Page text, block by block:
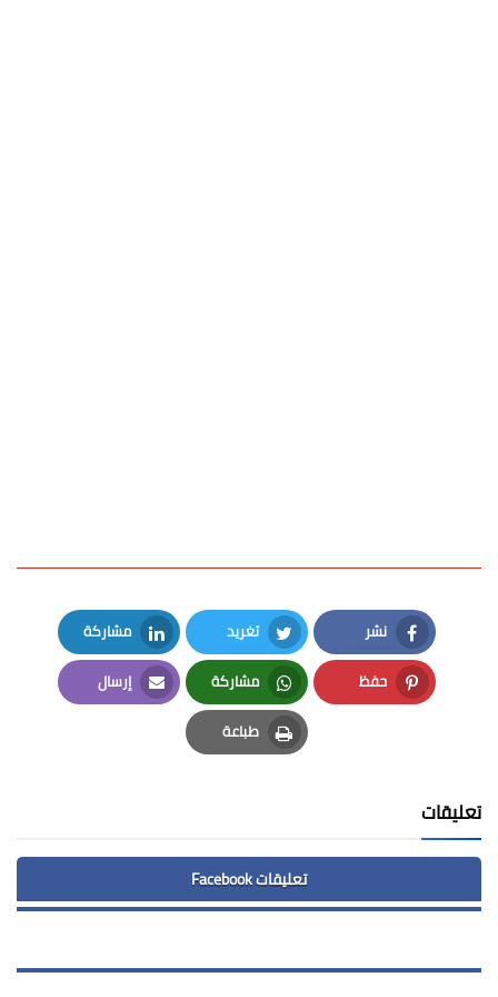
نشر
Facebook
تغريد
Twitter
مشاركة
LinkedIn
حفظ
Pinterest
مشاركة
Whatsapp
إرسال
Email
طباعة
Print
تعليقات
تعليقات Facebook